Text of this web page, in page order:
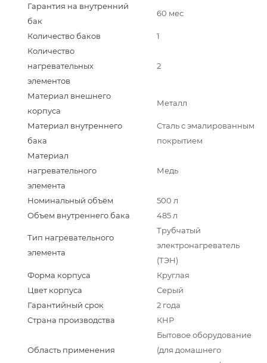
Гарантия на внутренний
бак
60 мес
Количество баков
1
Количество
нагревательных
элементов
2
Материал внешнего
корпуса
Металл
Материал внутреннего
бака
Сталь с эмалированным
покрытием
Материал
нагревательного
элемента
Медь
Номинальный объём
500 л
Объем внутреннего бака
485 л
Тип нагревательного
элемента
Трубчатый
электронагреватель
(ТЭН)
Форма корпуса
Круглая
Цвет корпуса
Серый
Гарантийный срок
2 года
Страна производства
КНР
Область применения
Бытовое оборудование
(для домашнего